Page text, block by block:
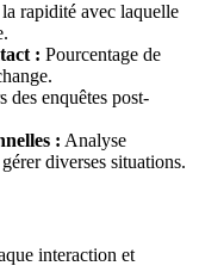
rapidité avec laquelle
: Pourcentage de
des enquêtes post-
: Analyse
diverses situations.
interaction et